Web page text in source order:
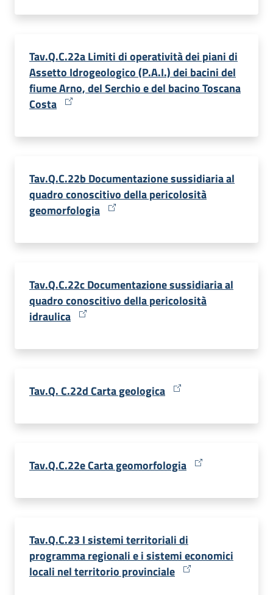
Tav.Q.C.22a Limiti di operatività dei piani di
Assetto Idrogeologico (P.A.I.) dei bacini del
fiume Arno, del Serchio e del bacino Toscana
Costa
Tav.Q.C.22b Documentazione sussidiaria al
quadro conoscitivo della pericolosità
geomorfologia
Tav.Q.C.22c Documentazione sussidiaria al
quadro conoscitivo della pericolosità
idraulica
Tav.Q. C.22d Carta geologica
Tav.Q.C.22e Carta geomorfologia
Tav.Q.C.23 I sistemi territoriali di
programma regionali e i sistemi economici
locali nel territorio provinciale